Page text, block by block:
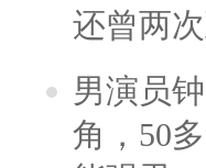
还曾两
男演员
角，50